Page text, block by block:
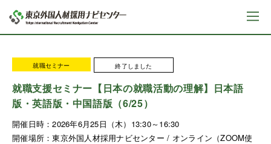
就職セミナー 終了しました
就職支援セミナー【日本の就職活動の理解】日本語
版・英語版・中国語版（6/25）
開催日時：2026年6月25日（木）13:30～16:30
開催場所：東京外国人材採用ナビセンター / オンライン（ZOOM使